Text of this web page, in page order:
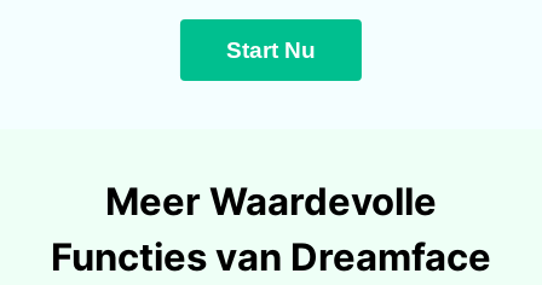
Start Nu
Meer Waardevolle
Functies van Dreamface